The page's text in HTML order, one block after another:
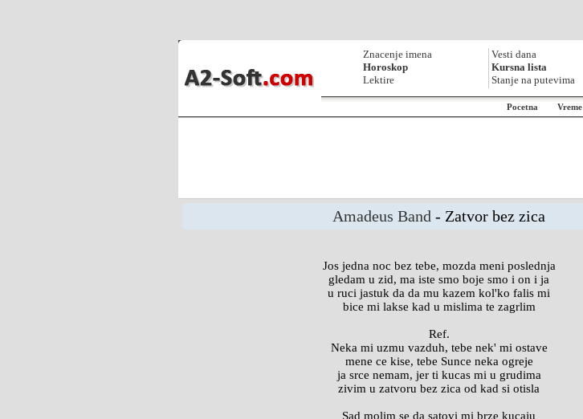
Znacenje imena
Horoskop
Lektire
Vesti dana
Kursna lista
Stanje na putevima
Pocetna Vreme
Amadeus Band - Zatvor bez zica
Jos jedna noc bez tebe, mozda meni poslednja
gledam u zid, ma iste smo boje smo i on i ja
u ruci jastuk da da mu kazem kol'ko falis mi
bice mi lakse kad u mislima te zagrlim
Ref.
Neka mi uzmu vazduh, tebe nek' mi ostave
mene ce kise, tebe Sunce neka ogreje
ja srce nemam, jer ti kucas mi u grudima
zivim u zatvoru bez zica od kad si otisla
Sad molim se da satovi mi brze kucaju